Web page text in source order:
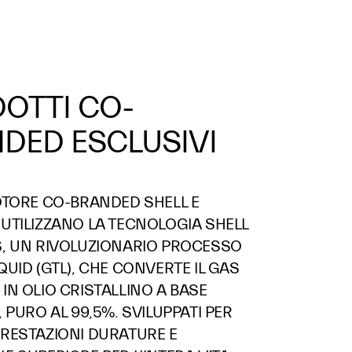
CO-
ESCLUSIVI
CO-BRANDED SHELL E
LA TECNOLOGIA SHELL
UN RIVOLUZIONARIO PROCESSO
(GTL), CHE CONVERTE IL GAS
OLIO CRISTALLINO A BASE
PURO AL 99,5%. SVILUPPATI PER
DURATURE E